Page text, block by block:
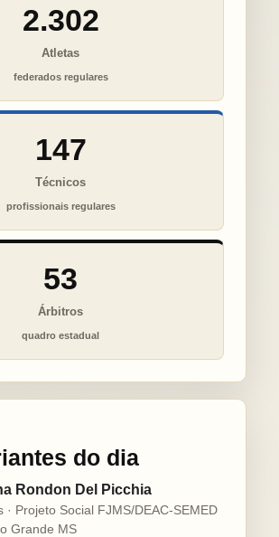
2.302
Atletas
federados regulares
147
Técnicos
profissionais regulares
53
Árbitros
quadro estadual
do dia
Rondon Del Picchia
· Projeto Social FJMS/DEAC-SEMED
Grande MS